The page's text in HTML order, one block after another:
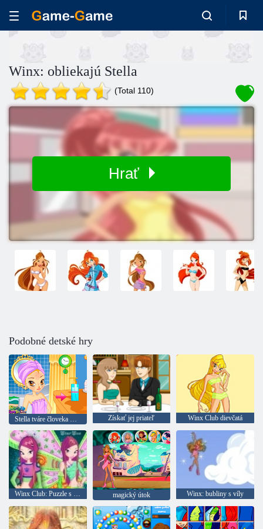
Winx: obliekajú Stella
(Total 110)
Hrať
Podobné detské hry
Stella tváre človeka Winx Club Získať jej priateľ Winx Club dievčatá
Winx Club: Puzzle s Roxy magický útok Winx: bubliny s víly